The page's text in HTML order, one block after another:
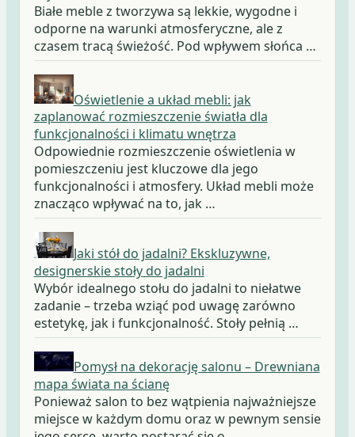
Białe meble z tworzywa są lekkie, wygodne i
odporne na warunki atmosferyczne, ale z
czasem tracą świeżość. Pod wpływem słońca …
Oświetlenie a układ mebli: jak
zaplanować rozmieszczenie światła dla
funkcjonalności i klimatu wnętrza
Odpowiednie rozmieszczenie oświetlenia w
pomieszczeniu jest kluczowe dla jego
funkcjonalności i atmosfery. Układ mebli może
znacząco wpływać na to, jak …
Jaki stół do jadalni? Ekskluzywne,
designerskie stoły do jadalni
Wybór idealnego stołu do jadalni to niełatwe
zadanie – trzeba wziąć pod uwagę zarówno
estetykę, jak i funkcjonalność. Stoły pełnią …
Pomysł na dekorację salonu – Drewniana
mapa świata na ścianę
Ponieważ salon to bez wątpienia najważniejsze
miejsce w każdym domu oraz w pewnym sensie